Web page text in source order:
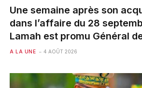
Une semaine après son
dans l’affaire du 28
Lamah est promu Général
A LA UNE 4 AOÛT 2026